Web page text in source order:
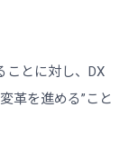
ことに対し、DX
革を進める”こと